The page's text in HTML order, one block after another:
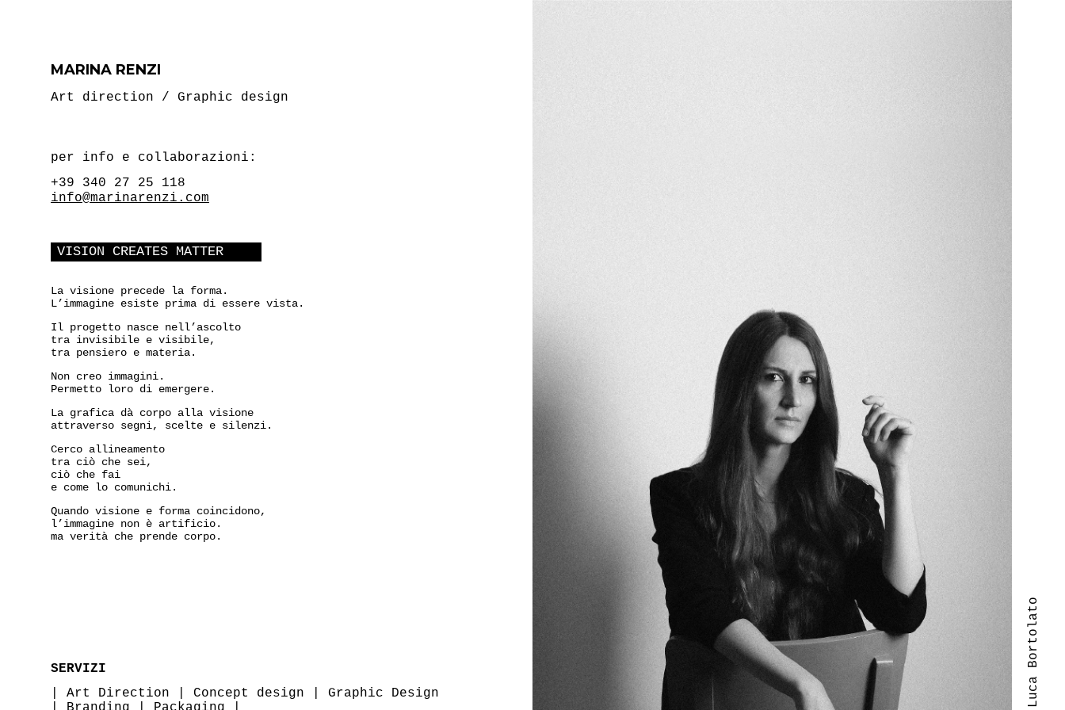
MARINA RENZI
Art direction / Graphic design
per info e collaborazioni:
+39 340 27 25 118
info@marinarenzi.com
VISION CREATES MATTER
La visione precede la forma.
L’immagine esiste prima di essere vista.
Il progetto nasce nell’ascolto
tra invisibile e visibile,
tra pensiero e materia.
Non creo immagini.
Permetto loro di emergere.
La grafica dà corpo alla visione
attraverso segni, scelte e silenzi.
Cerco allineamento
tra ciò che sei,
ciò che fai
e come lo comunichi.
Quando visione e forma coincidono,
l’immagine non è artificio.
ma verità che prende corpo.
SERVIZI
Art Direction Concept design
Graphic Design
| Luca Bortolato